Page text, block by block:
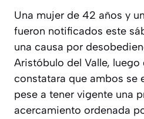
Una mujer de 42 años y
fueron notificados este
una causa por
Aristóbulo del Valle, luego
constatara que ambos se
pese a tener vigente una
acercamiento ordenada